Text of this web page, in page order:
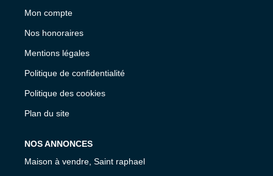
Mon compte
Nos honoraires
Mentions légales
Politique de confidentialité
Politique des cookies
Plan du site
NOS ANNONCES
Maison à vendre, Saint raphael